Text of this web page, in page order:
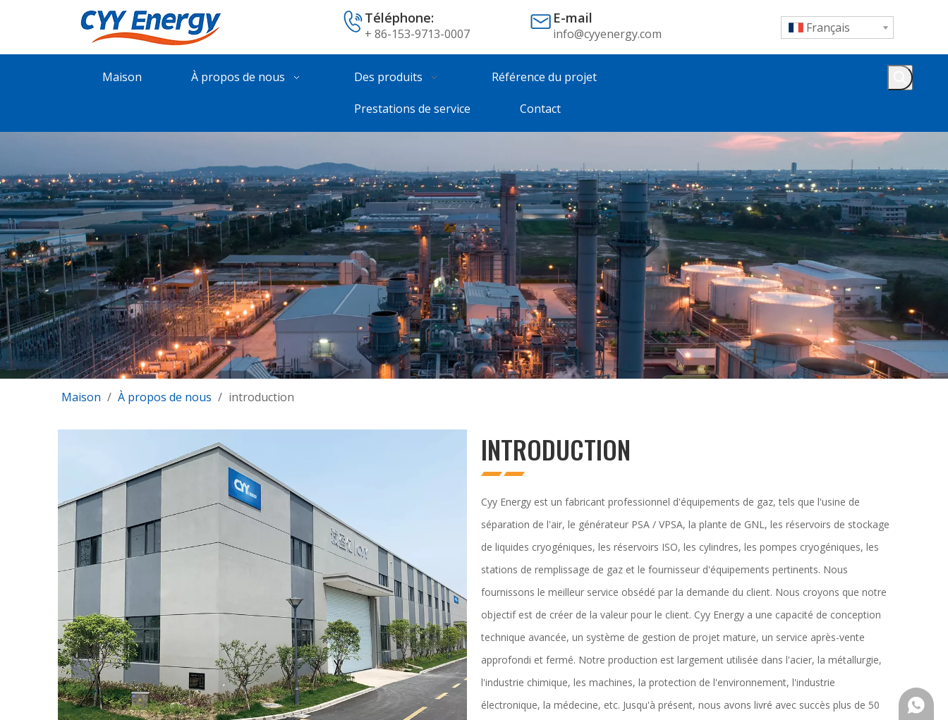
Téléphone:
+ 86-153-9713-0007
E-mail
info@cyyenergy.com Français
Maison À propos de nous Des produits Référence du projet
Prestations de service Contact
Maison / À propos de nous / introduction
INTRODUCTION
Cyy Energy est un fabricant professionnel d'équipements de gaz, tels que l'usine de
séparation de l'air, le générateur PSA / VPSA, la plante de GNL, les réservoirs de stockage
de liquides cryogéniques, les réservoirs ISO, les cylindres, les pompes cryogéniques, les
stations de remplissage de gaz et le fournisseur d'équipements pertinents. Nous
fournissons le meilleur service obsédé par la demande du client. Nous croyons que notre
objectif est de créer de la valeur pour le client. Cyy Energy a une capacité de conception
technique avancée, un système de gestion de projet mature, un service après-vente
approfondi et fermé. Notre production est largement utilisée dans l'acier, la métallurgie,
l'industrie chimique, les machines, la protection de l'environnement, l'industrie
électronique, la médecine, etc. Jusqu'à présent, nous avons livré avec succès plus de 50
+ 86-